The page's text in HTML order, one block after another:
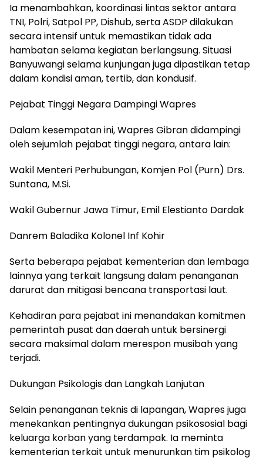
Ia menambahkan, koordinasi lintas sektor antara
TNI, Polri, Satpol PP, Dishub, serta ASDP dilakukan
secara intensif untuk memastikan tidak ada
hambatan selama kegiatan berlangsung. Situasi
Banyuwangi selama kunjungan juga dipastikan tetap
dalam kondisi aman, tertib, dan kondusif.
Pejabat Tinggi Negara Dampingi Wapres
Dalam kesempatan ini, Wapres Gibran didampingi
oleh sejumlah pejabat tinggi negara, antara lain:
Wakil Menteri Perhubungan, Komjen Pol (Purn) Drs.
Suntana, M.Si.
Wakil Gubernur Jawa Timur, Emil Elestianto Dardak
Danrem Baladika Kolonel Inf Kohir
Serta beberapa pejabat kementerian dan lembaga
lainnya yang terkait langsung dalam penanganan
darurat dan mitigasi bencana transportasi laut.
Kehadiran para pejabat ini menandakan komitmen
pemerintah pusat dan daerah untuk bersinergi
secara maksimal dalam merespon musibah yang
terjadi.
Dukungan Psikologis dan Langkah Lanjutan
Selain penanganan teknis di lapangan, Wapres juga
menekankan pentingnya dukungan psikososial bagi
keluarga korban yang terdampak. Ia meminta
kementerian terkait untuk menurunkan tim psikolog